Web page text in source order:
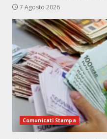
7 Agosto 2026
Comunicati Stampa